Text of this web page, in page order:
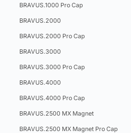
BRAVUS.1000 Pro Cap
BRAVUS.2000
BRAVUS.2000 Pro Cap
BRAVUS.3000
BRAVUS.3000 Pro Cap
BRAVUS.4000
BRAVUS.4000 Pro Cap
BRAVUS.2500 MX Magnet
BRAVUS.2500 MX Magnet Pro Cap